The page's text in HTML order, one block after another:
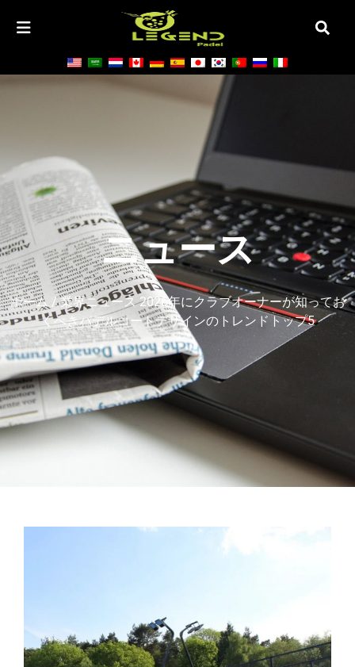
ニュース
ホーム /業界ニュース2026年にクラブオーナーが知ってお
くべきパデルコートデザインのトレンドトップ5